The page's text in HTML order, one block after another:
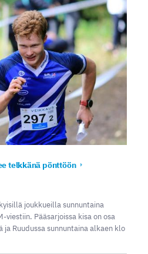
telkkänä pönttöön
joukkueilla sunnuntaina
viestiin. Pääsarjoissa kisa on osa
ja Ruudussa sunnuntaina alkaen klo